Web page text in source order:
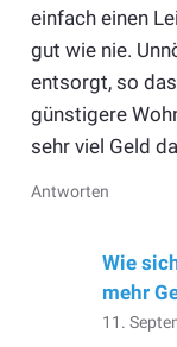
einfach einen
gut wie nie.
entsorgt, so
günstigere
sehr viel Geld
Antworten
Wie
mehr
11.